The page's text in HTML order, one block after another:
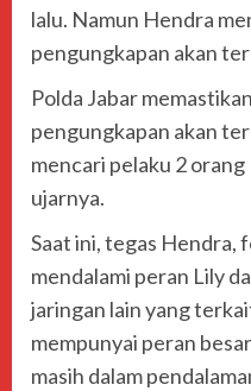
lalu. Namun Hendra
pengungkapan akan
Polda Jabar
pengungkapan akan
mencari pelaku 2
ujarnya.
Saat ini, tegas Hendra,
mendalami peran Lily
jaringan lain yang
mempunyai peran
masih dalam